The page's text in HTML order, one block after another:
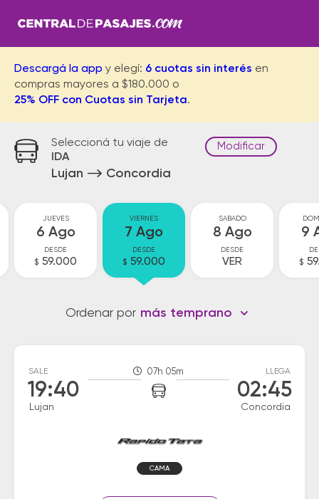
Descargá la app y elegí: 6 cuotas sin interés en
compras mayores a $180.000 o
25% OFF con Cuotas sin Tarjeta.
Seleccioná tu viaje de
IDA
Lujan Concordia
Modificar
JUEVES
6 Ago
DESDE
$ 59.000
VIERNES
7 Ago
DESDE
$ 59.000
SABADO
8 Ago
DESDE
VER
9
$
Ordenar por más temprano
SALE
19:40
Lujan
07h 05m LLEGA
02:45
Concordia
CAMA